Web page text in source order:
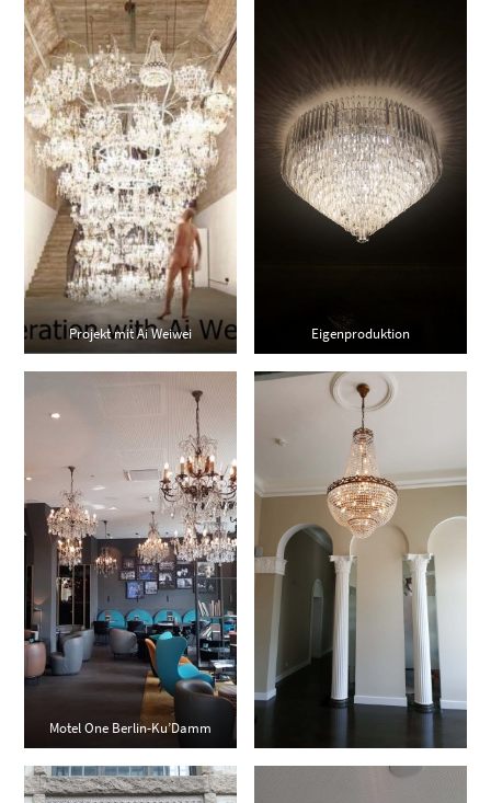
Projekt mit Ai Weiwei Eigenproduktion
Motel One Berlin-Ku’Damm